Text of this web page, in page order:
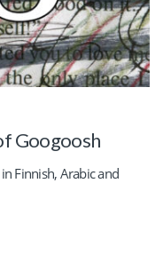
Googoosh
Finnish, Arabic and